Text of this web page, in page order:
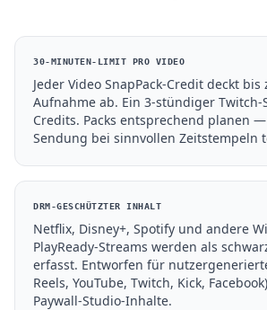
30-MINUTEN-LIMIT PRO VIDEO
Jeder Video SnapPack-Credit deckt
Aufnahme ab. Ein 3-stündiger
Credits. Packs entsprechend planen
Sendung bei sinnvollen Zeitstempeln
DRM-GESCHÜTZTER INHALT
Netflix, Disney+, Spotify und andere
PlayReady-Streams werden als
erfasst. Entworfen für
Reels, YouTube, Twitch, Kick,
Paywall-Studio-Inhalte.